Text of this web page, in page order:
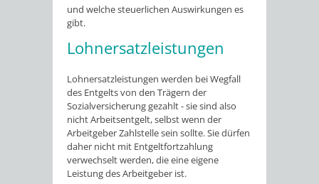
und welche steuerlichen Auswirkungen es
gibt.
Lohnersatzleistungen
Lohnersatzleistungen werden bei Wegfall
des Entgelts von den Trägern der
Sozialversicherung gezahlt - sie sind also
nicht Arbeitsentgelt, selbst wenn der
Arbeitgeber Zahlstelle sein sollte. Sie dürfen
daher nicht mit Entgeltfortzahlung
verwechselt werden, die eine eigene
Leistung des Arbeitgeber ist.